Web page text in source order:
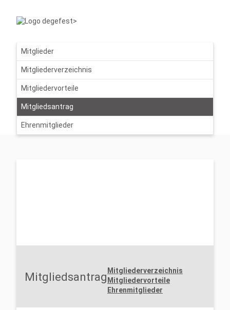
Mitglieder
Mitgliederverzeichnis
Mitgliedervorteile
Mitgliedsantrag
Ehrenmitglieder
Mitgliedsantrag Mitgliederverzeichnis
Mitgliedervorteile
Ehrenmitglieder